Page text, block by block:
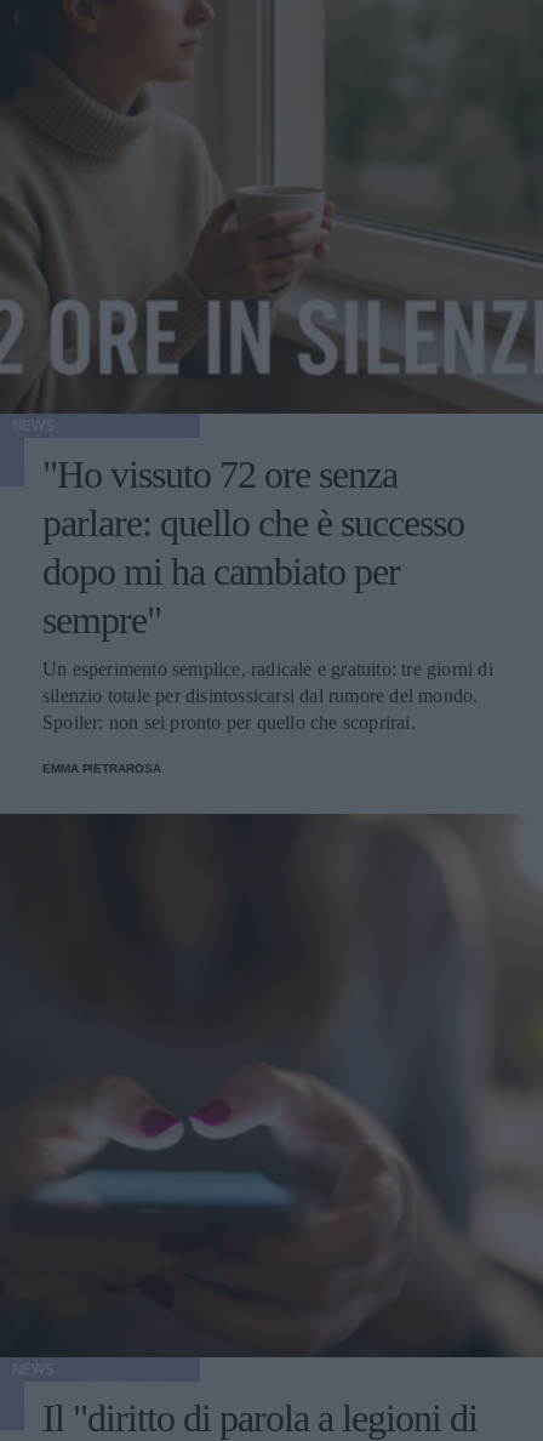
"Ho vissuto 72 ore senza
parlare: quello che è successo
dopo mi ha cambiato per
sempre"
Un esperimento semplice, radicale e gratuito: tre giorni di
silenzio totale per disintossicarsi dal rumore del mondo.
Spoiler: non sei pronto per quello che scoprirai.
EMMA PIETRAROSA
Il "diritto di parola a legioni di